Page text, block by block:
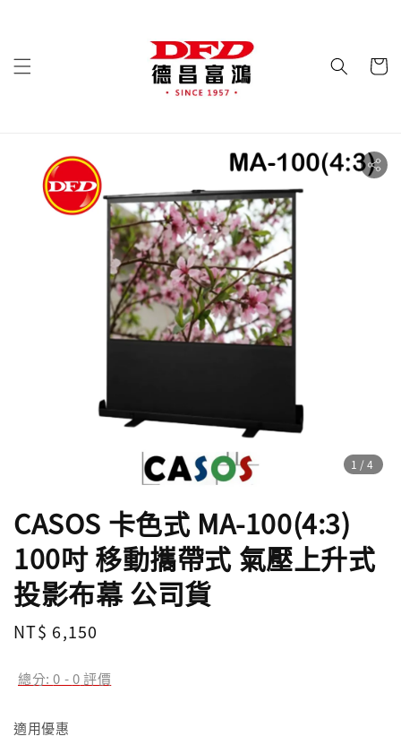
1 /4
CASOS 卡色式 MA-100(4:3)
100吋 移動攜帶式 氣壓上升式
投影布幕 公司貨
Regular
NT$ 6,150
總分:0 -0評價
適用優惠